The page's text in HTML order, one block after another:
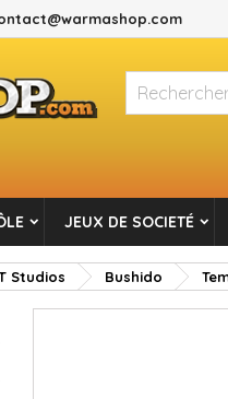
JEUX DE SOCIETÉ
Studios Bushido
Mes listes
add_circle_outline Créer une
Créer une
Connexion
Vous devez être